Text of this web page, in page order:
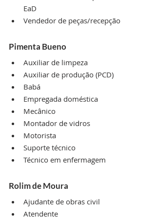
EaD
Vendedor de peças/recepção
Pimenta Bueno
Auxiliar de limpeza
Auxiliar de produção (PCD)
Babá
Empregada doméstica
Mecânico
Montador de vidros
Motorista
Suporte técnico
Técnico em enfermagem
Rolim de Moura
Ajudante de obras civil
Atendente